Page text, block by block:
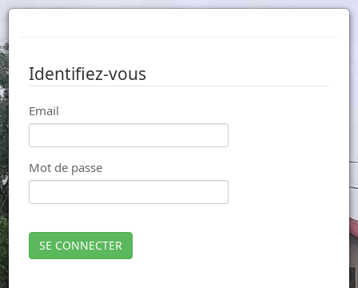
Identifiez-vous
Email
Mot de passe
SE CONNECTER